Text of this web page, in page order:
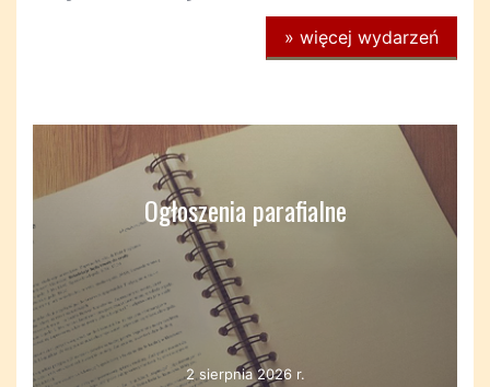
» więcej wydarzeń
Ogłoszenia parafialne
2 sierpnia 2026 r.